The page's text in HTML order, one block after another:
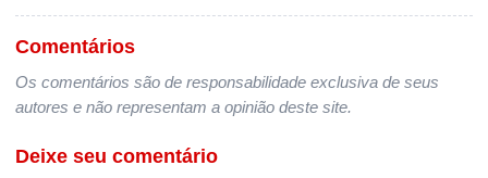
Comentários
Os comentários são de responsabilidade exclusiva de seus
autores e não representam a opinião deste site.
Deixe seu comentário